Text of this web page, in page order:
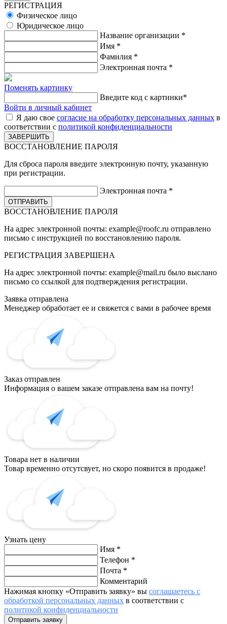
РЕГИСТРАЦИЯ
Физическое лицо
Юридическое лицо
Название организации *
Имя *
Фамилия *
Электронная почта *
Поменять картинку
Введите код с картинки*
Войти в личный кабинет
Я даю свое согласие на обработку персональных данных в
соответствии с политикой конфиденциальности
ВОССТАНОВЛЕНИЕ ПАРОЛЯ
Для сброса пароля введите электронную почту, указанную
при регистрации.
Электронная почта *
ВОССТАНОВЛЕНИЕ ПАРОЛЯ
На адрес электронной почты: example@roofc.ru отправлено
письмо с инструкцией по восстановлению пароля.
РЕГИСТРАЦИЯ ЗАВЕРШЕНА
На адрес электронной почты: example@mail.ru было выслано
письмо со ссылкой для подтверждения регистрации.
Заявка отправлена
Менеджер обработает ее и свяжется с вами в рабочее время
Заказ отправлен
Информация о вашем заказе отправлена вам на почту!
Товара нет в наличии
Товар временно отсутсвует, но скоро появится в продаже!
Узнать цену
Имя *
Телефон *
Почта *
Комментарий
Нажимая кнопку «Отправить заявку» вы соглашаетесь с
обработкой персональных данных в соответствии с
политикой конфиденциальности